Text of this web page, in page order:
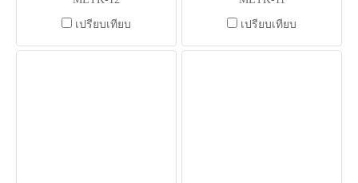
เปรียบเทียบ เปรียบเทียบ